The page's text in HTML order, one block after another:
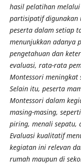
hasil pelatihan
partisipatif digunakan
peserta dalam setiap
menunjukkan adanya
pengetahuan dan
evaluasi, rata-rata
Montessori meningkat
Selain itu, peserta
Montessori dalam
masing-masing,
piring, menali sepatu,
Evaluasi kualitatif
kegiatan ini relevan
rumah maupun di